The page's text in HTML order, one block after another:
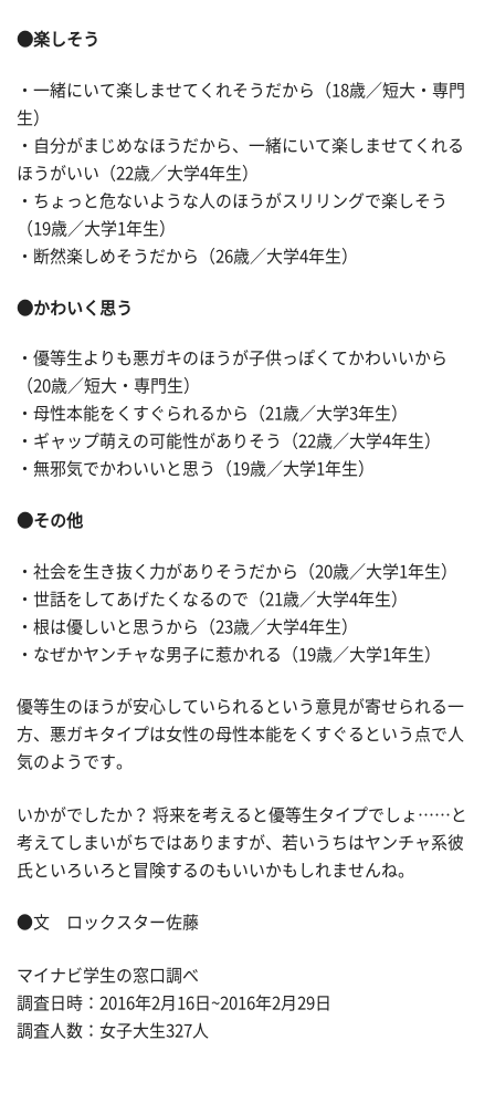
●楽しそう
・一緒にいて楽しませてくれそうだから（18歳／短大・専門
生）
・自分がまじめなほうだから、一緒にいて楽しませてくれる
ほうがいい（22歳／大学4年生）
・ちょっと危ないような人のほうがスリリングで楽しそう
（19歳／大学1年生）
・断然楽しめそうだから（26歳／大学4年生）
●かわいく思う
・優等生よりも悪ガキのほうが子供っぽくてかわいいから
（20歳／短大・専門生）
・母性本能をくすぐられるから（21歳／大学3年生）
・ギャップ萌えの可能性がありそう（22歳／大学4年生）
・無邪気でかわいいと思う（19歳／大学1年生）
●その他
・社会を生き抜く力がありそうだから（20歳／大学1年生）
・世話をしてあげたくなるので（21歳／大学4年生）
・根は優しいと思うから（23歳／大学4年生）
・なぜかヤンチャな男子に惹かれる（19歳／大学1年生）
優等生のほうが安心していられるという意見が寄せられる一
方、悪ガキタイプは女性の母性本能をくすぐるという点で人
気のようです。
いかがでしたか？ 将来を考えると優等生タイプでしょ……と
考えてしまいがちではありますが、若いうちはヤンチャ系彼
氏といろいろと冒険するのもいいかもしれませんね。
●文 ロックスター佐藤
マイナビ学生の窓口調べ
調査日時：2016年2月16日~2016年2月29日
調査人数：女子大生327人